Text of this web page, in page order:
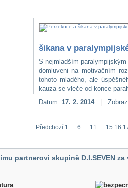
šikana v
S nejmladším
domluveni na motivačním
tohoto mladého, ale
kauza se vleče od konce
Datum: 17. 2. 2014
Předchozí 1 … 6 … 11 … 15 16
partnerovi skupině D.I.SEVEN